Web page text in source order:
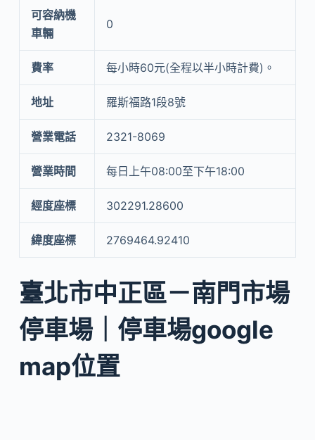
可容納機
車輛
0
費率 每小時60元(全程以半小時計費)。
地址 羅斯福路1段8號
營業電話 2321-8069
營業時間 每日上午08:00至下午18:00
經度座標 302291.28600
緯度座標 2769464.92410
臺北市中正區－南門市場
停車場｜停車場google
map位置